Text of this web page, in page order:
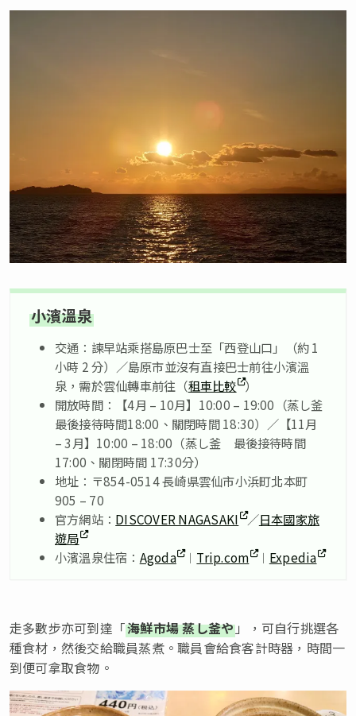
小濱溫泉
交通：諫早站乘搭島原巴士至「西登山口」（約 1
小時 2 分）／島原市並沒有直接巴士前往小濱溫
泉，需於雲仙轉車前往（租車比較 ）
開放時間：【4月 – 10月】10:00 – 19:00（蒸し釜
最後接待時間18:00、關閉時間 18:30）／【11月
– 3月】10:00 – 18:00（蒸し釜 最後接待時間
17:00、關閉時間 17:30分）
地址：〒854-0514 長崎県雲仙市小浜町北本町
905 – 70
官方網站： DISCOVER NAGASAKI ／日本國家旅
遊局
小濱溫泉住宿： Agoda ︱ Trip.com ︱ Expedia
走多數步亦可到達「海鮮市場 蒸し釜や 」，可自行挑選各
種食材，然後交給職員蒸煮。職員會給食客計時器，時間一
到便可拿取食物。